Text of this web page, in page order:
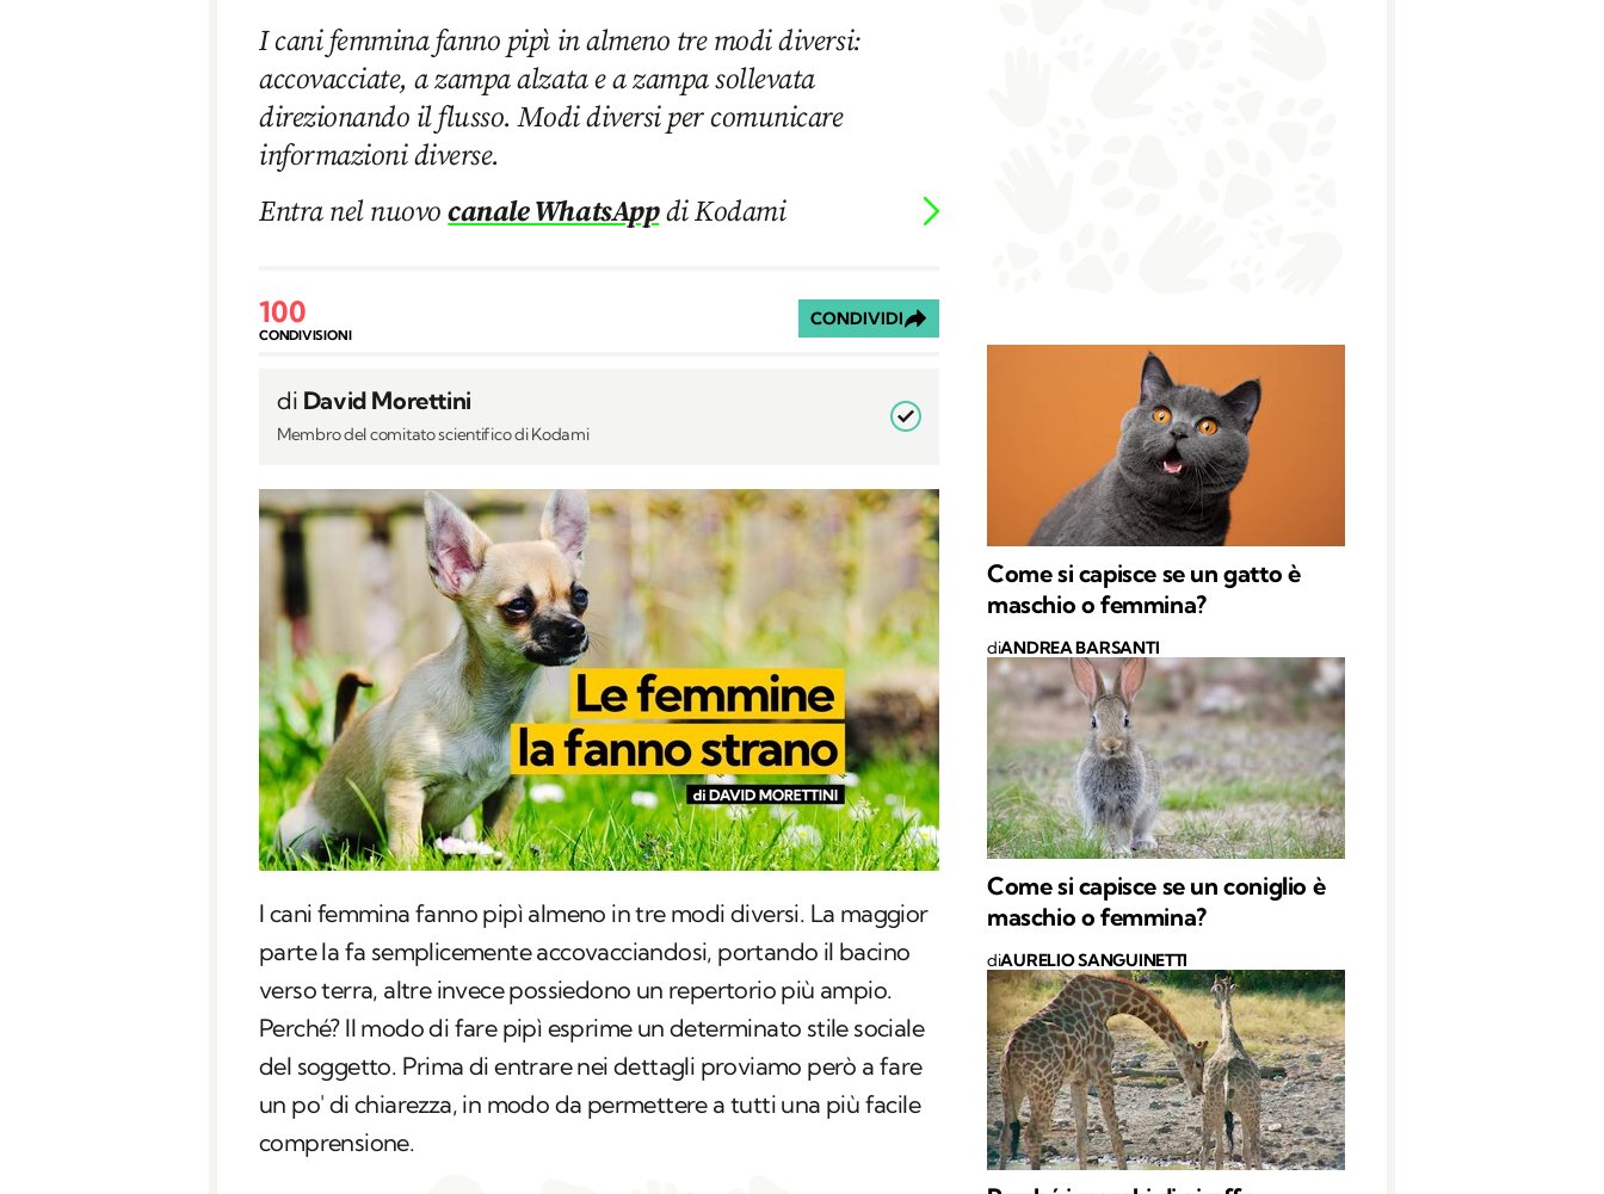
I cani femmina fanno pipì in almeno tre modi diversi:
accovacciate, a zampa alzata e a zampa sollevata
direzionando il flusso. Modi diversi per comunicare
informazioni diverse.
Entra nel nuovocanale WhatsAppdi Kodami
100
CONDIVISIONI
CONDIVIDI
di David Morettini
Membro del comitato scientifico di Kodami
I cani femmina fanno pipì almeno in tre modi diversi. La maggior
parte la fa semplicemente accovacciandosi, portando il bacino
verso terra, altre invece possiedono un repertorio più ampio.
Perché? Il modo di fare pipì esprime un determinato stile sociale
del soggetto. Prima di entrare nei dettagli proviamo però a fare
un po' di chiarezza, in modo da permettere a tutti una più facile
comprensione.
Come si capisce se un gatto è
maschio o femmina?
diANDREA BARSANTI
Come si capisce se un coniglio è
maschio o femmina?
diAURELIO SANGUINETTI